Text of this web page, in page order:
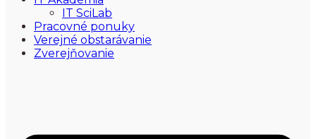
IT SciLab
Pracovné ponuky
Verejné obstarávanie
Zverejňovanie